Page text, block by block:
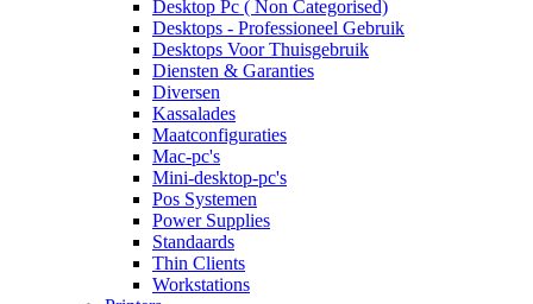
Desktop Pc ( Non Categorised)
Desktops - Professioneel Gebruik
Desktops Voor Thuisgebruik
Diensten & Garanties
Diversen
Kassalades
Maatconfiguraties
Mac-pc's
Mini-desktop-pc's
Pos Systemen
Power Supplies
Standaards
Thin Clients
Workstations